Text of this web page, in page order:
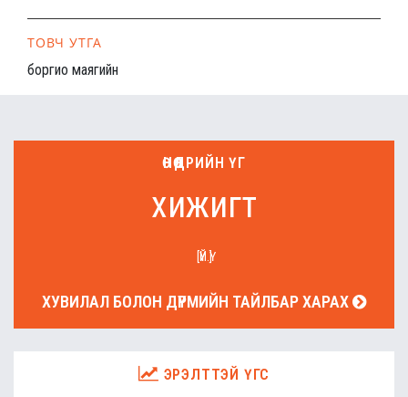
ТОВЧ УТГА
боргио маягийн
ӨНӨӨДРИЙН ҮГ
хижигт
[ҮЙ.Ү]
ХУВИЛАЛ БОЛОН ДҮРМИЙН ТАЙЛБАР ХАРАХ
ЭРЭЛТТЭЙ ҮГС